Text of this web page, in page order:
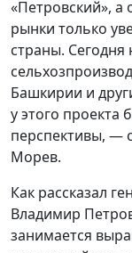
«Петровский», а
рынки только
страны.
Башкирии и
у этого
перспективы, —
Морев.
Как рассказал
Владимир
занимается